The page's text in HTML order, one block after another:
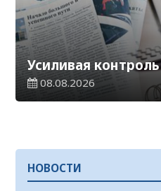
Усиливая контроль
08.08.2026
НОВОСТИ